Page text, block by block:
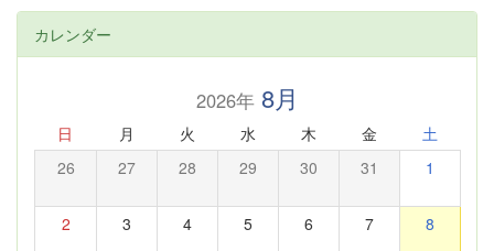
カレンダー
2026年8月
日 月 火 水 木 金 土
26 27 28 29 30 31 1
2 3 4 5 6 7 8